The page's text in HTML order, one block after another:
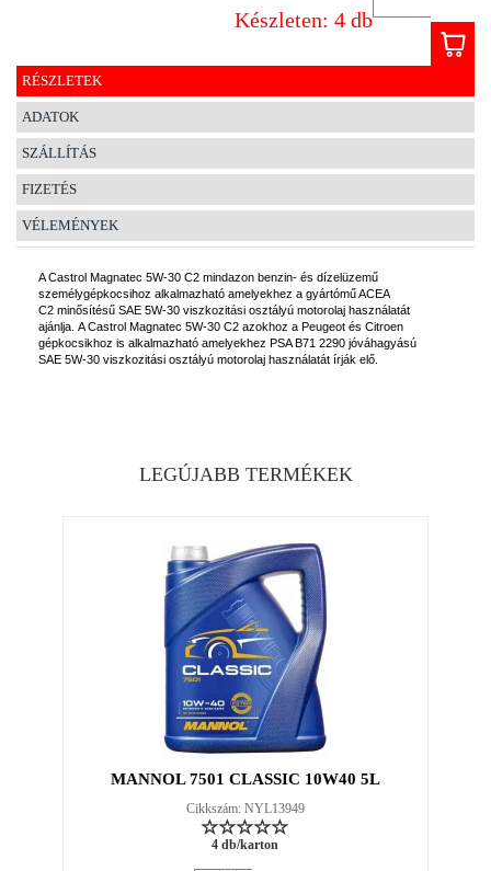
Készleten: 4 db
RÉSZLETEK
ADATOK
SZÁLLÍTÁS
FIZETÉS
VÉLEMÉNYEK
A Castrol Magnatec 5W-30 C2 mindazon benzin- és dízelüzemű
személygépkocsihoz alkalmazható amelyekhez a gyártómű ACEA
C2 minősítésű SAE 5W-30 viszkozitási osztályú motorolaj használatát
ajánlja. A Castrol Magnatec 5W-30 C2 azokhoz a Peugeot és Citroen
gépkocsikhoz is alkalmazható amelyekhez PSA B71 2290 jóváhagyású
SAE 5W-30 viszkozitási osztályú motorolaj használatát írják elő.
LEGÚJABB TERMÉKEK
MANNOL 7501 CLASSIC 10W40 5L
Cikkszám: NYL13949
4 db/karton